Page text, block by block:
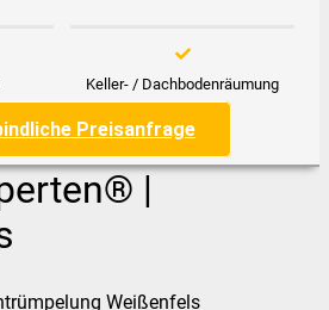
Keller- / Dachbodenräumung
Preisanfrage
|